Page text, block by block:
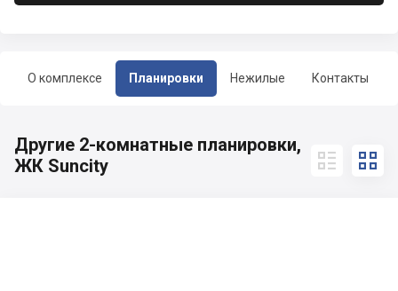
О комплексе Планировки Нежилые Контакты
Другие 2-комнатные планировки,
ЖК Suncity
 